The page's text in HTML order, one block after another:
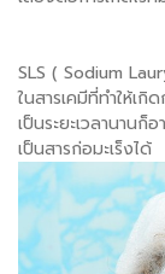
SLS ( Sodium
ในสารเคมีที่ทำให้เ
เป็นระยะเวลานานก็
เป็นสารก่อมะเร็งได้